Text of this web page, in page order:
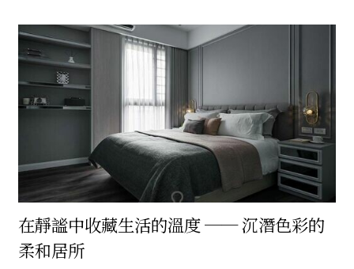
在靜謐中收藏生活的溫度 ── 沉潛色彩的
柔和居所